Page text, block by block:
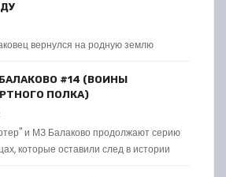
вернулся на родную землю
#14 (ВОИНЫ
ПОЛКА)
и МЗ Балаково продолжают серию
которые оставили след в истории